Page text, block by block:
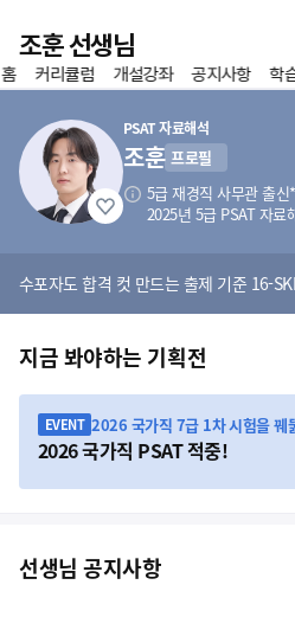
조훈 선생님
홈
즐겨찾기
커리큘럼 개설강좌 공지사항 학
PSAT 자료해석
조훈 프로필
5급 재경직 사무관 출신*
2025년 5급 PSAT 자료
수포자도 합격 컷 만드는 출제 기준 16-
지금 봐야하는 기획전
EVENT 2026 국가직 7급 1차 시험을 꿰
2026 국가직 PSAT 적중!
선생님 공지사항